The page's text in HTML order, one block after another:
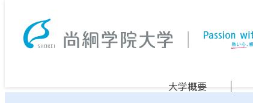
大学概要